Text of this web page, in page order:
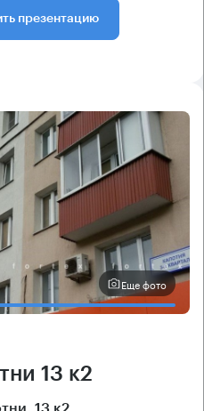
презентацию
Еще фото
13 к2